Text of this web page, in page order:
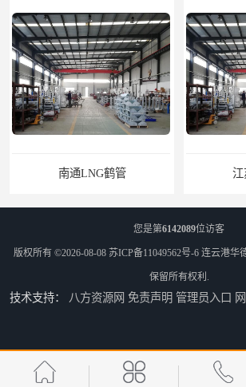
南通LNG鹤管 江
太原船用臂厂家 舟
您是第6142089位访客
版权所有 ©2026-08-08 苏ICP备11049562号-6 连云港华
保留所有权利.
技术支持： 八方资源网 免责声明 管理员入口